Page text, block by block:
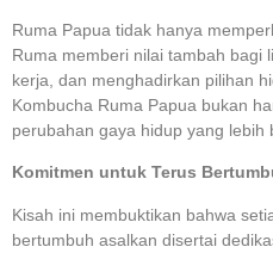
Ruma Papua tidak hanya
Ruma memberi nilai tambah bagi
kerja, dan menghadirkan pilihan
Kombucha Ruma Papua bukan
perubahan gaya hidup yang lebih
Komitmen untuk Terus
Kisah ini membuktikan bahwa
bertumbuh asalkan disertai